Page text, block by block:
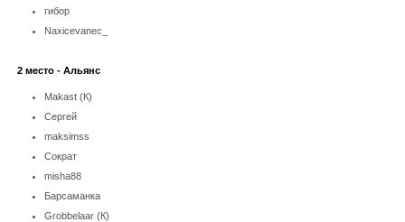
гибор
Naxicevanec_
2 место - Альянс
Makast (К)
Сергей
maksimss
Сократ
misha88
Барсаманка
Grobbelaar (К)